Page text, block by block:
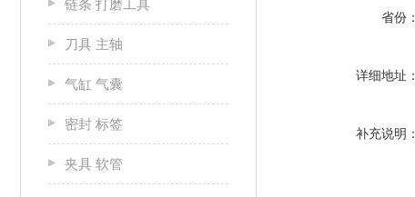
链条 打磨工具
刀具 主轴
气缸 气囊
密封 标签
夹具 软管
省份：
详细地址：
补充说明：